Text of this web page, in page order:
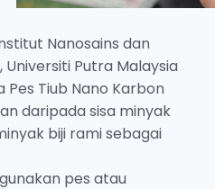
Nanosains dan
Putra Malaysia
Tiub Nano Karbon
daripada sisa minyak
biji rami sebagai
pes atau